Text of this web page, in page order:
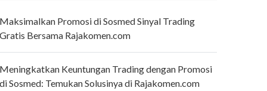
Promosi di Sosmed Sinyal Trading
Bersama Rajakomen.com
Keuntungan Trading dengan Promosi
Sosmed: Temukan Solusinya di Rajakomen.com